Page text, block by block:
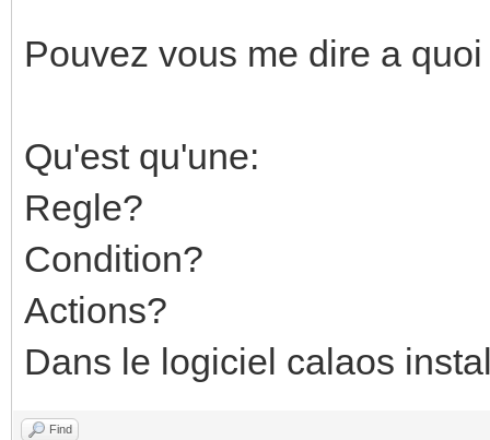
Pouvez vous me dire a
Qu'est qu'une:
Regle?
Condition?
Actions?
Dans le logiciel calaos
Find